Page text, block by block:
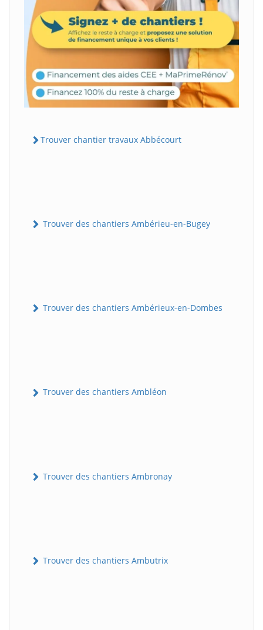
Trouver chantier travaux Abbécourt
Trouver des chantiers Ambérieu-en-Bugey
Trouver des chantiers Ambérieux-en-Dombes
Trouver des chantiers Ambléon
Trouver des chantiers Ambronay
Trouver des chantiers Ambutrix